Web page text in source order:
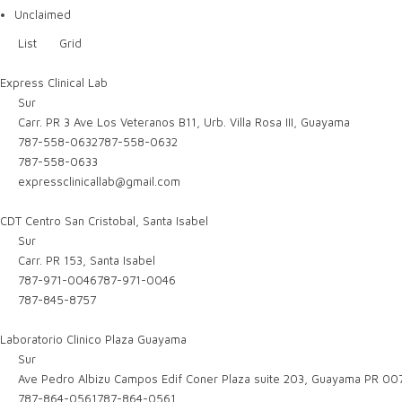
Unclaimed
List
Grid
Express Clinical Lab
Sur
Carr. PR 3 Ave Los Veteranos B11, Urb. Villa Rosa III, Guayama
787-558-0632787-558-0632
787-558-0633
expressclinicallab@gmail.com
CDT Centro San Cristobal, Santa Isabel
Sur
Carr. PR 153, Santa Isabel
787-971-0046787-971-0046
787-845-8757
Laboratorio Clinico Plaza Guayama
Sur
Ave Pedro Albizu Campos Edif Coner Plaza suite 203, Guayama PR
787-864-0561787-864-0561